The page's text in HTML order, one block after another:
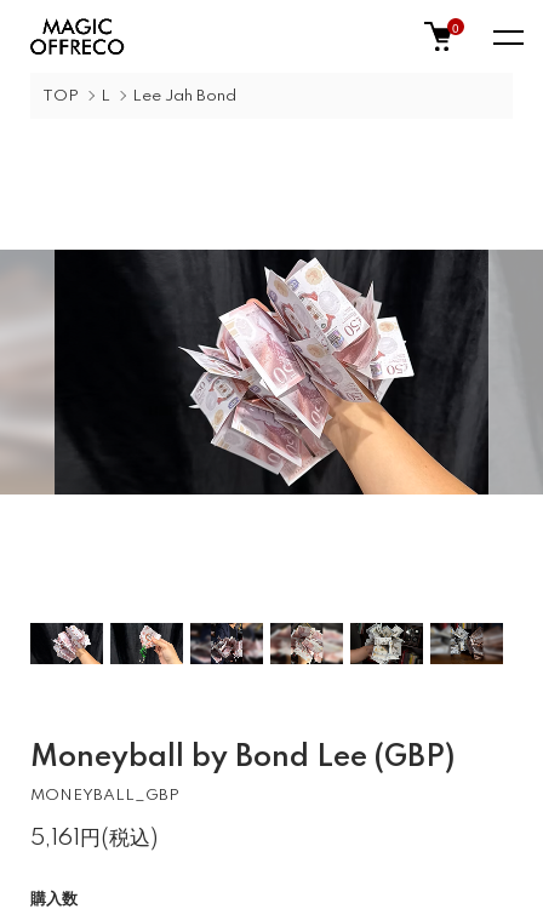
0
TOP L Lee Jah Bond
Moneyball by Bond Lee (GBP)
MONEYBALL_GBP
5,161円(税込)
購入数